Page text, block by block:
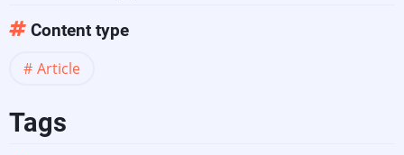
Content type
Article
Tags